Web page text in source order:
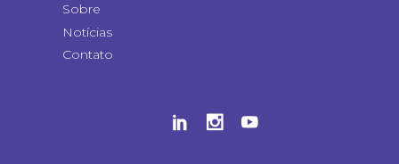
Sobre
Notícias
Contato